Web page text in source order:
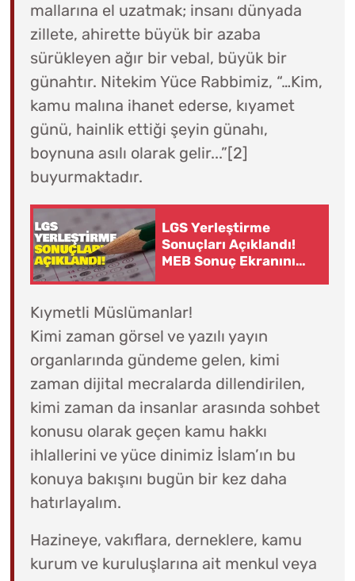
mallarına el uzatmak; insanı dünyada
zillete, ahirette büyük bir azaba
sürükleyen ağır bir vebal, büyük bir
günahtır. Nitekim Yüce Rabbimiz, “…Kim,
kamu malına ihanet ederse, kıyamet
günü, hainlik ettiği şeyin günahı,
boynuna asılı olarak gelir...”[2]
buyurmaktadır.
LGS Yerleştirme
Sonuçları Açıklandı!
MEB Sonuç Ekranını
Kıymetli Müslümanlar!
Kimi zaman görsel ve yazılı yayın
organlarında gündeme gelen, kimi
zaman dijital mecralarda dillendirilen,
kimi zaman da insanlar arasında sohbet
konusu olarak geçen kamu hakkı
ihlallerini ve yüce dinimiz İslam’ın bu
konuya bakışını bugün bir kez daha
hatırlayalım.
Hazineye, vakıflara, derneklere, kamu
kurum ve kuruluşlarına ait menkul veya